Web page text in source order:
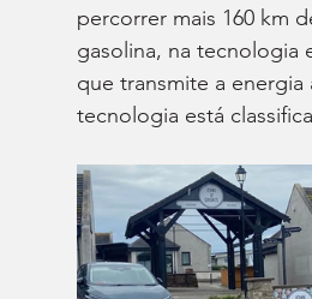
percorrer mais 160 km
gasolina, na tecnologia
que transmite a
tecnologia está